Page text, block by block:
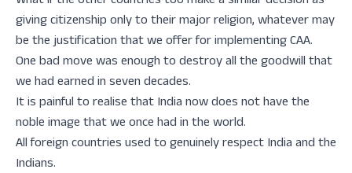
giving citizenship only to their major religion, whatever may
be the justification that we offer for implementing CAA.
One bad move was enough to destroy all the goodwill that
we had earned in seven decades.
It is painful to realise that India now does not have the
noble image that we once had in the world.
All foreign countries used to genuinely respect India and the
Indians.